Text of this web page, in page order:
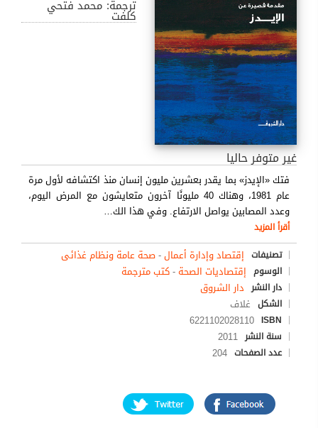
ترجمة: محمد فتحي
كلفت
غير متوفر حاليا
فتك «الإيدز» بما يقدر بعشرين مليون إنسان منذ اكتشافه لأول مرة
عام 1981، وهناك 40 مليونًا آخرون متعايشون مع المرض اليوم،
وعدد المصابين يواصل الارتفاع. وفي هذا الك…
أقرأ المزيد
تصنيفات إقتصاد وإدارة أعمال-صحة عامة ونظام غذائى
الوسوم إقتصاديات الصحة -كتب مترجمة
دار النشر دار الشروق
الشكل غلاف
ISBN
6221102028110
سنة النشر 2011
عدد الصفحات 204